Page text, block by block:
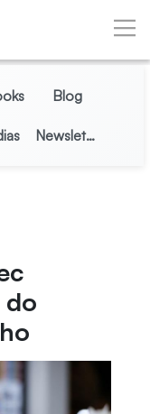
Blog
Newsletter
do